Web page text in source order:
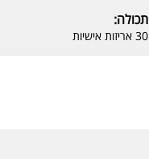
תכולה:
30 אריזות אישיות